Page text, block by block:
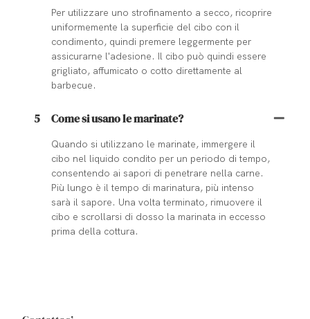
Per utilizzare uno strofinamento a secco, ricoprire
uniformemente la superficie del cibo con il
condimento, quindi premere leggermente per
assicurarne l'adesione. Il cibo può quindi essere
grigliato, affumicato o cotto direttamente al
barbecue.
5 Come si usano le marinate?
Quando si utilizzano le marinate, immergere il
cibo nel liquido condito per un periodo di tempo,
consentendo ai sapori di penetrare nella carne.
Più lungo è il tempo di marinatura, più intenso
sarà il sapore. Una volta terminato, rimuovere il
cibo e scrollarsi di dosso la marinata in eccesso
prima della cottura.